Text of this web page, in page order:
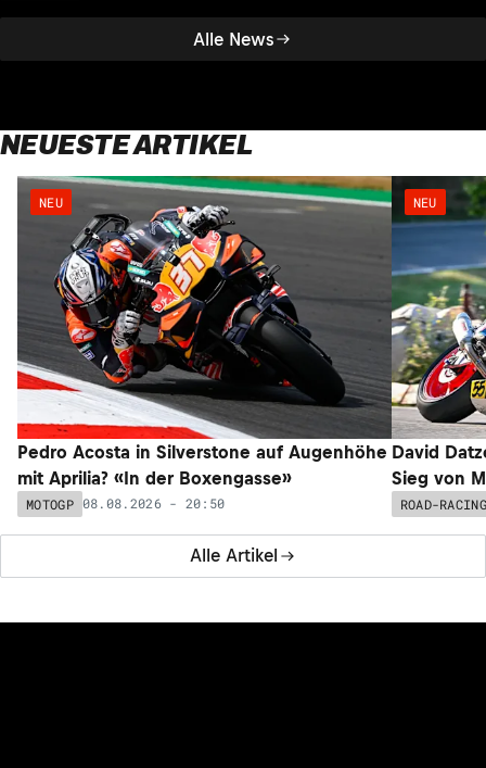
Alle News
NEUESTE ARTIKEL
Alle Artikel
NEU
Pedro Acosta in Silverstone auf Augenhöhe
mit Aprilia? «In der Boxengasse»
MOTOGP 08.08.2026 - 20:50
NEU
David
Sieg von
ROAD-RACING